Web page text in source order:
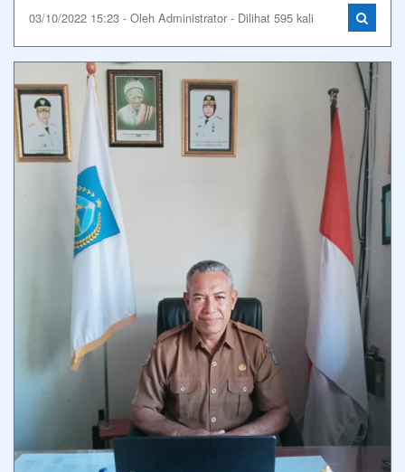
03/10/2022 15:23 - Oleh Administrator - Dilihat 595 kali